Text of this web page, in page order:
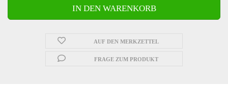
AUF DEN MERKZETTEL
FRAGE ZUM PRODUKT